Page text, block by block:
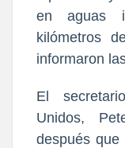
en aguas
kilómetros
informaron
El
Unidos,
después